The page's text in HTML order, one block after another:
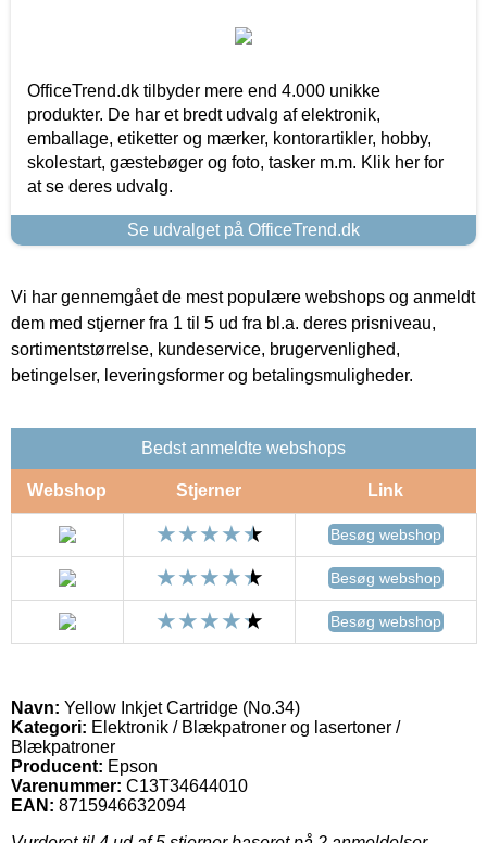
OfficeTrend.dk tilbyder mere end 4.000 unikke
produkter. De har et bredt udvalg af elektronik,
emballage, etiketter og mærker, kontorartikler, hobby,
skolestart, gæstebøger og foto, tasker m.m. Klik her for
at se deres udvalg.
Se udvalget på OfficeTrend.dk
Vi har gennemgået de mest populære webshops og anmeldt
dem med stjerner fra 1 til 5 ud fra bl.a. deres prisniveau,
sortimentstørrelse, kundeservice, brugervenlighed,
betingelser, leveringsformer og betalingsmuligheder.
Bedst anmeldte webshops
Webshop Stjerner Link
Besøg webshop
Besøg webshop
Besøg webshop
Navn: Yellow Inkjet Cartridge (No.34)
Kategori: Elektronik / Blækpatroner og lasertoner /
Blækpatroner
Producent: Epson
Varenummer: C13T34644010
EAN: 8715946632094